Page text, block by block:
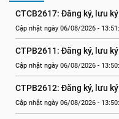
CTCB2617: Đăng ký, lưu
Cập nhật ngày 06/08/2026 -
CTPB2611: Đăng ký, lưu
Cập nhật ngày 06/08/2026 -
CTPB2612: Đăng ký, lưu
Cập nhật ngày 06/08/2026 -